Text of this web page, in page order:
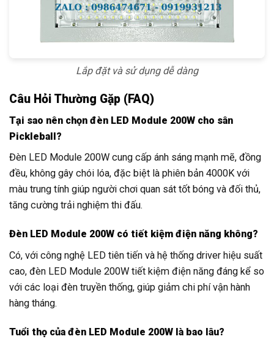
Lắp đặt và sử dụng dễ dàng
Câu Hỏi Thường Gặp (FAQ)
Tại sao nên chọn đèn LED Module 200W cho sân
Pickleball?
Đèn LED Module 200W cung cấp ánh sáng mạnh mẽ, đồng
đều, không gây chói lóa, đặc biệt là phiên bản 4000K với
màu trung tính giúp người chơi quan sát tốt bóng và đối thủ,
tăng cường trải nghiệm thi đấu.
Đèn LED Module 200W có tiết kiệm điện năng không?
Có, với công nghệ LED tiên tiến và hệ thống driver hiệu suất
cao, đèn LED Module 200W tiết kiệm điện năng đáng kể so
với các loại đèn truyền thống, giúp giảm chi phí vận hành
hàng tháng.
Tuổi thọ của đèn LED Module 200W là bao lâu?